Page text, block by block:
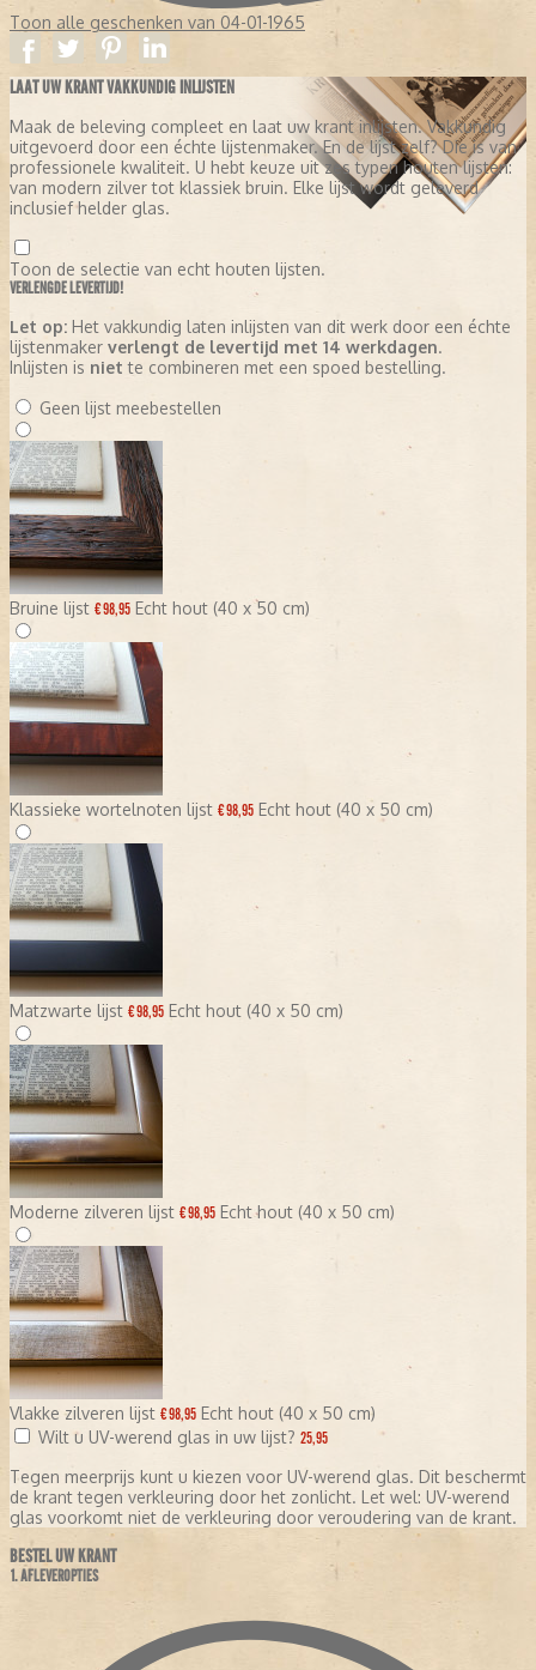
Toon alle geschenken van 04-01-1965
LAAT UW KRANT VAKKUNDIG INLIJSTEN
Maak de beleving compleet en laat uw krant inlijsten. Vakkundig
uitgevoerd door een échte lijstenmaker. En de lijst zelf? Die is van
professionele kwaliteit. U hebt keuze uit zes typen houten lijsten:
van modern zilver tot klassiek bruin. Elke lijst wordt geleverd
inclusief helder glas.
Toon de selectie van echt houten lijsten.
VERLENGDE LEVERTIJD!
Let op: Het vakkundig laten inlijsten van dit werk door een échte
lijstenmaker verlengt de levertijd met 14 werkdagen.
Inlijsten is niet te combineren met een spoed bestelling.
Geen lijst meebestellen
Bruine lijst € 98,95 Echt hout (40 x 50 cm)
Klassieke wortelnoten lijst € 98,95 Echt hout (40 x 50 cm)
Matzwarte lijst € 98,95 Echt hout (40 x 50 cm)
Moderne zilveren lijst € 98,95 Echt hout (40 x 50 cm)
Vlakke zilveren lijst € 98,95 Echt hout (40 x 50 cm)
Wilt u UV-werend glas in uw lijst? 25,95
Tegen meerprijs kunt u kiezen voor UV-werend glas. Dit beschermt
de krant tegen verkleuring door het zonlicht. Let wel: UV-werend
glas voorkomt niet de verkleuring door veroudering van de krant.
BESTEL UW KRANT
1. AFLEVEROPTIES